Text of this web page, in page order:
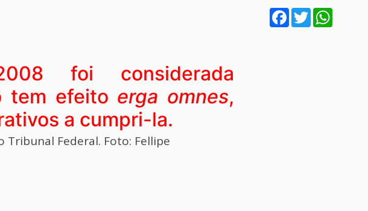
Facebook
Twitter
foi considerada
tem efeito erga omnes,
a cumpri-la.